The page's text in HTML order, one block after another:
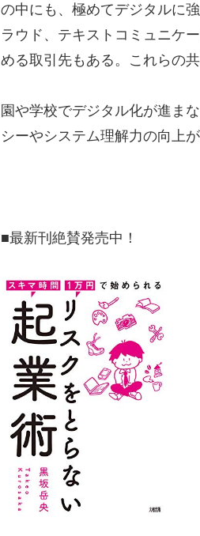
の中にも、極めてデジタルに
ラウド、テキストコミュニケ
める取引先もある。これらの
園や学校でデジタル化が進ま
シーやシステム理解力の向上
■最新刊絶賛発売中！